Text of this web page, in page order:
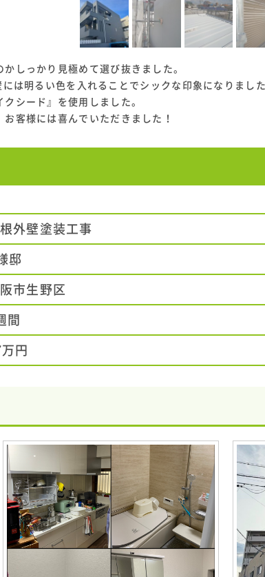
しっかり見極めて選び抜きました。
は明るい色を入れることでシックな印象になりまし
シード』を使用しました。
客様には喜んでいただきました！
外壁塗装工事
邸
市生野区
間
円